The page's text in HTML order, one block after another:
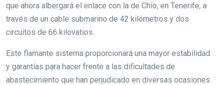
que ahora albergará el enlace con la de Chío, en Tenerife, a
través de un cable submarino de 42 kilómetros y dos
circuitos de 66 kilovatios.
Este flamante sistema proporcionará una mayor estabilidad
y garantías para hacer frente a las dificultades de
abastecimiento que han perjudicado en diversas ocasiones